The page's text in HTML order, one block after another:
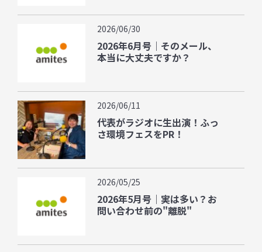
2026/06/30
2026年6月号｜そのメール、
本当に大丈夫ですか？
2026/06/11
代表がラジオに生出演！ふっ
さ環境フェスをPR！
2026/05/25
2026年5月号｜実は多い？お
問い合わせ前の"離脱"